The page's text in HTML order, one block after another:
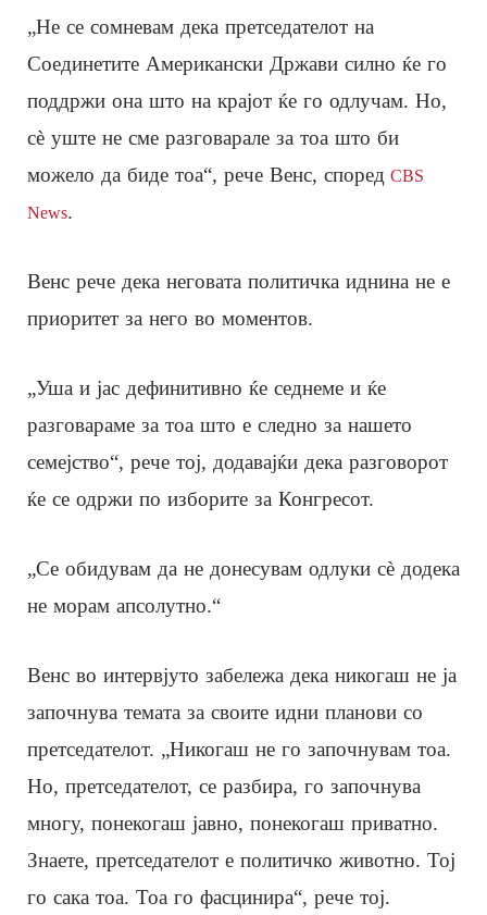
„Не се сомневам дека претседателот на
Соединетите Американски Држави силно ќе го
поддржи она што на крајот ќе го одлучам. Но,
сè уште не сме разговарале за тоа што би
можело да биде тоа“, рече Венс, според CBS
News.
Венс рече дека неговата политичка иднина не е
приоритет за него во моментов.
„Уша и јас дефинитивно ќе седнеме и ќе
разговараме за тоа што е следно за нашето
семејство“, рече тој, додавајќи дека разговорот
ќе се одржи по изборите за Конгресот.
„Се обидувам да не донесувам одлуки сè додека
не морам апсолутно.“
Венс во интервјуто забележа дека никогаш не ја
започнува темата за своите идни планови со
претседателот. „Никогаш не го започнувам тоа.
Но, претседателот, се разбира, го започнува
многу, понекогаш јавно, понекогаш приватно.
Знаете, претседателот е политичко животно. Тој
го сака тоа. Тоа го фасцинира“, рече тој.